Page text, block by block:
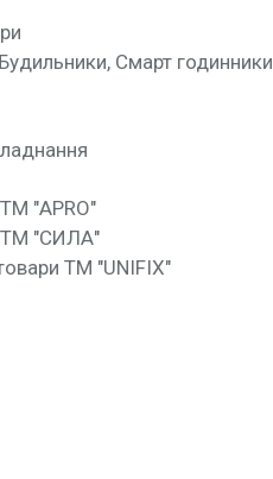
Смарт годинники
ТМ "APRO"
ТМ "СИЛА"
товари ТМ "UNIFIX"